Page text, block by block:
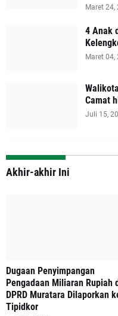
Maret 24,
4 Anak
Maret 04,
Camat
Juli 15,
Akhir-akhir Ini
‎Dugaan Penyimpangan
Pengadaan Miliaran Rupiah
DPRD Muratara Dilaporkan
Tipidkor